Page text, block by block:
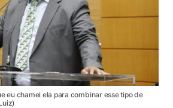
eu chamei ela para combinar esse tipo de